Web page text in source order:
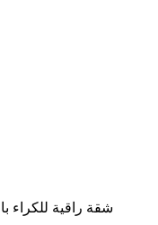
شقة راقية للكراء